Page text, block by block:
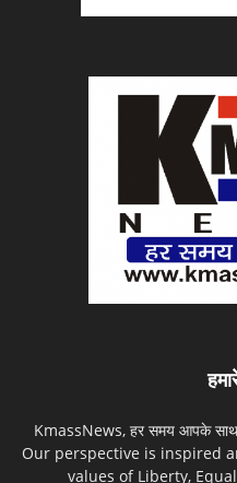
KmassNews, हर समय आपके
Our perspective is inspired
values of Liberty,